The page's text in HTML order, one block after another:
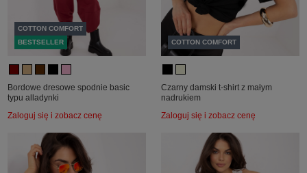
COTTON COMFORT
BESTSELLER
Bordowe dresowe spodnie basic
typu alladynki
Zaloguj się i zobacz cenę
COTTON COMFORT
Czarny damski t-shirt z małym
nadrukiem
Zaloguj się i zobacz cenę